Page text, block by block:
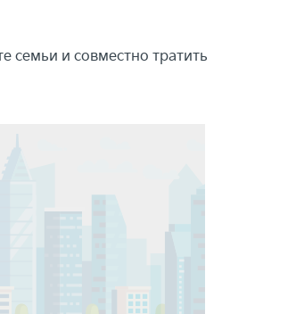
семьи и совместно тратить